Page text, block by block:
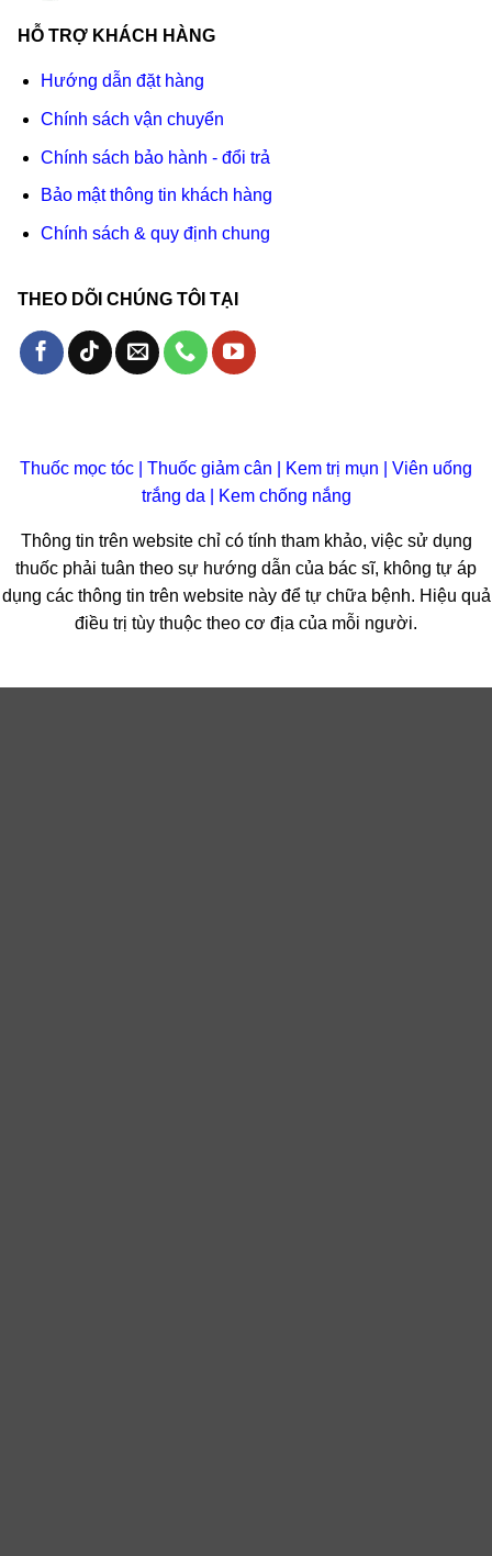
HỖ TRỢ KHÁCH HÀNG
Hướng dẫn đặt hàng
Chính sách vận chuyển
Chính sách bảo hành - đổi trả
Bảo mật thông tin khách hàng
Chính sách & quy định chung
THEO DÕI CHÚNG TÔI TẠI
Thuốc mọc tóc Thuốc giảm cân Kem trị mụn
Viên uống
trắng da
Kem chống nắng
Thông tin trên website chỉ có tính tham khảo, việc sử dụng
thuốc phải tuân theo sự hướng dẫn của bác sĩ, không tự áp
dụng các thông tin trên website này để tự chữa bệnh. Hiệu quả
điều trị tùy thuộc theo cơ địa của mỗi người.